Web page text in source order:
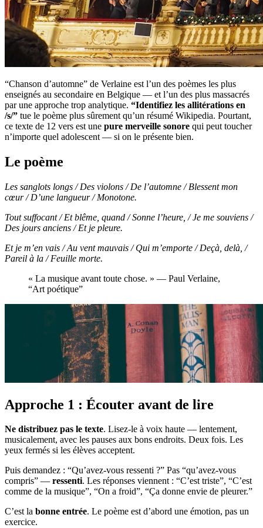
“Chanson d’automne” de Verlaine est l’un des poèmes les plus
enseignés au secondaire en Belgique — et l’un des plus massacrés
par une approche trop analytique. “Identifiez les allitérations en
/s/” tue le poème plus sûrement qu’un résumé Wikipedia. Pourtant,
ce texte de 12 vers est une pure merveille sonore qui peut toucher
n’importe quel adolescent — si on le présente bien.
Le poème
Les sanglots longs / Des violons / De l’automne / Blessent mon
cœur / D’une langueur / Monotone.
Tout suffocant / Et blême, quand / Sonne l’heure, / Je me souviens /
Des jours anciens / Et je pleure.
Et je m’en vais / Au vent mauvais / Qui m’emporte / Deçà, delà, /
Pareil à la / Feuille morte.
« La musique avant toute chose. » — Paul Verlaine,
“Art poétique”
Approche 1 : Écouter avant de lire
Ne distribuez pas le texte. Lisez-le à voix haute — lentement,
musicalement, avec les pauses aux bons endroits. Deux fois. Les
yeux fermés si les élèves acceptent.
Puis demandez : “Qu’avez-vous ressenti ?” Pas “qu’avez-vous
compris” — ressenti. Les réponses viennent : “C’est triste”, “C’est
comme de la musique”, “On a froid”, “Ça donne envie de pleurer.”
C’est la bonne entrée. Le poème est d’abord une émotion, pas un
exercice.